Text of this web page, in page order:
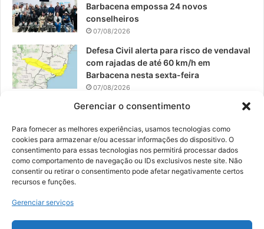
Gerenciar o consentimento
Para fornecer as melhores experiências, usamos tecnologias como
cookies para armazenar e/ou acessar informações do dispositivo. O
consentimento para essas tecnologias nos permitirá processar dados
como comportamento de navegação ou IDs exclusivos neste site. Não
consentir ou retirar o consentimento pode afetar negativamente certos
recursos e funções.
Gerenciar serviços
Barbacena empossa 24 novos
conselheiros
07/08/2026
Defesa Civil alerta para risco de vendaval
com rajadas de até 60 km/h em
Barbacena nesta sexta-feira
07/08/2026
EPCAR tem a melhor nota do IDEB no
06/08/2026
© 2026, Todos os direitos reservados | Desenvolvido por:
Digital Business| Hospedado por:NP Publicidade